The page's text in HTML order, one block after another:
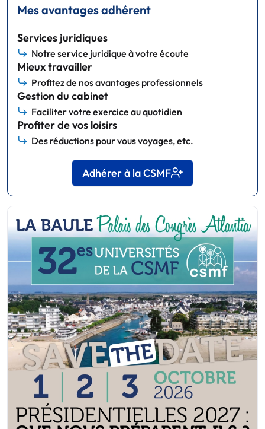
Mes avantages adhérent
Services juridiques
Notre service juridique à votre écoute
Mieux travailler
Profitez de nos avantages professionnels
Gestion du cabinet
Faciliter votre exercice au quotidien
Profiter de vos loisirs
Des réductions pour vous voyages, etc.
Adhérer à la CSMF